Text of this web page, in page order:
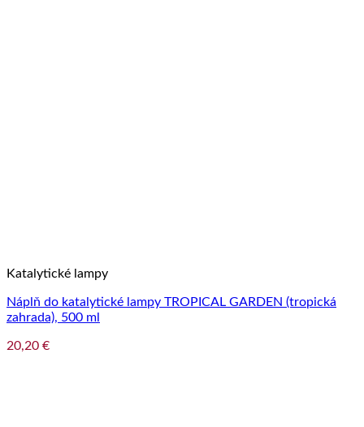
Katalytické lampy
Náplň do katalytické lampy TROPICAL GARDEN (tropická
zahrada), 500 ml
20,20 €